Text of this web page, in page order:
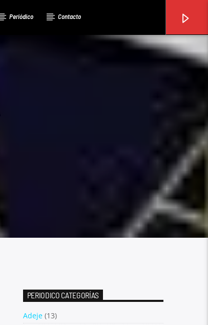
Periódico Contacto
PERIODICO CATEGORÍAS
Adeje(13)